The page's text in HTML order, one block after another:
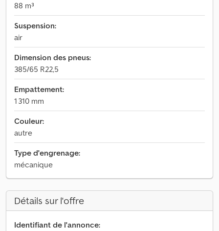
88 m³
Suspension:
air
Dimension des pneus:
385/65 R22,5
Empattement:
1 310 mm
Couleur:
autre
Type d'engrenage:
mécanique
Détails sur l'offre
Identifiant de l'annonce: